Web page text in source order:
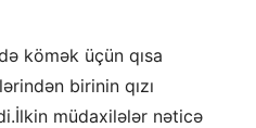
kömək üçün qısa
birinin qızı
müdaxilələr nəticə